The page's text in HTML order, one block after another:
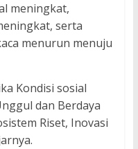
meningkat,
serta
menurun menuju
Kondisi sosial
dan Berdaya
Riset, Inovasi